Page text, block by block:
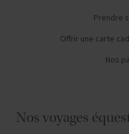
Prendre
Offrir une carte
Nos
Nos voyages